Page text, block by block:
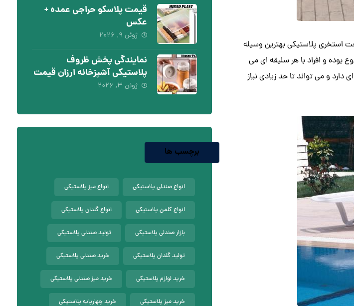
استخری پلاستیکی بهترین وسیله
بوده و افراد با هر سلیقه ای می
و می تواند تا حد زیادی نیاز
قیمت پلاسکو حراجی عمده +
عکس
ژوئن ۹, ۲۰۲۶
نمایندگی پخش ظروف
پلاستیکی آشپزخانه ارزان قیمت
ژوئن ۳, ۲۰۲۶
برچسب ها
انواع صندلی پلاستیکی انواع میز پلاستیکی
انواع کلمن پلاستیکی انواع گلدان پلاستیکی
بازار صندلی پلاستیکی تولید صندلی پلاستیکی
تولید گلدان پلاستیکی خرید صندلی پلاستیکی
خرید لوازم پلاستیکی خرید میز صندلی پلاستیکی
خرید میز پلاستیکی خرید چهارپایه پلاستیکی